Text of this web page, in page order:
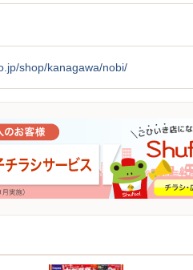
shop/kanagawa/nobi/